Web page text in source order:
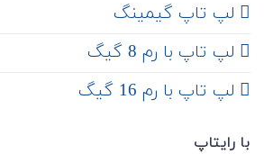
لپ تاپ گیمینگ
لپ تاپ با رم 8 گیگ
لپ تاپ با رم 16 گیگ
با رایتاپ